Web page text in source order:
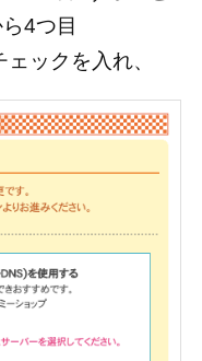
4つ目
ェックを入れ、